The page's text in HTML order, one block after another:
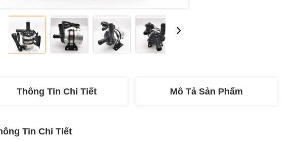
Thông Tin Chi Tiết Mô Tả Sản Phẩm
Tin Chi Tiết